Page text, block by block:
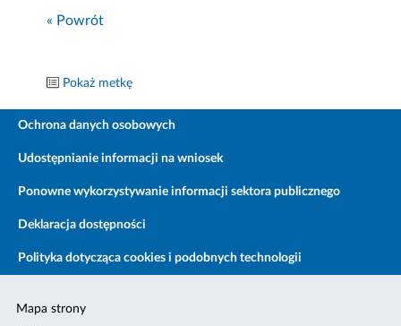
« Powrót
Pokaż metkę
Ochrona danych osobowych
Udostępnianie informacji na wniosek
Ponowne wykorzystywanie informacji sektora publicznego
Deklaracja dostępności
Polityka dotycząca cookies i podobnych technologii
Mapa strony